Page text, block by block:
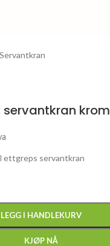
Servantkran
krom
ettgreps servantkran
LEGG I HANDLEKURV
KJØP NÅ